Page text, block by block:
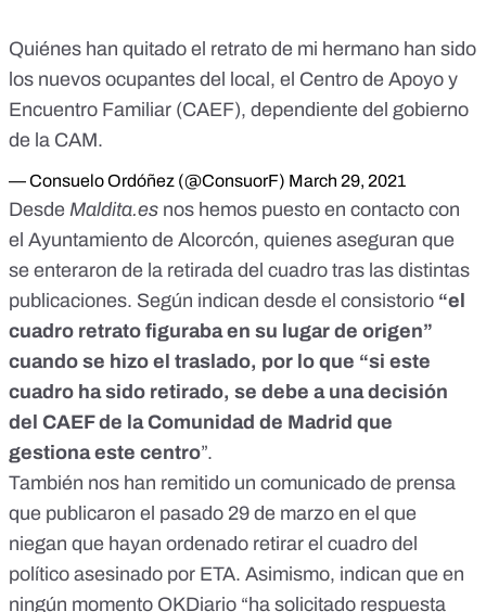
Quiénes han quitado el retrato de mi hermano han sido
los nuevos ocupantes del local, el Centro de Apoyo y
Encuentro Familiar (CAEF), dependiente del gobierno
de la CAM.
— Consuelo Ordóñez (@ConsuorF) March 29, 2021
Desde Maldita.es nos hemos puesto en contacto con
el Ayuntamiento de Alcorcón, quienes aseguran que
se enteraron de la retirada del cuadro tras las distintas
publicaciones. Según indican desde el consistorio “el
cuadro retrato figuraba en su lugar de origen”
cuando se hizo el traslado, por lo que “si este
cuadro ha sido retirado, se debe a una decisión
del CAEF de la Comunidad de Madrid que
gestiona este centro”.
También nos han remitido un comunicado de prensa
que publicaron el pasado 29 de marzo en el que
niegan que hayan ordenado retirar el cuadro del
político asesinado por ETA. Asimismo, indican que en
ningún momento OKDiario “ha solicitado respuesta